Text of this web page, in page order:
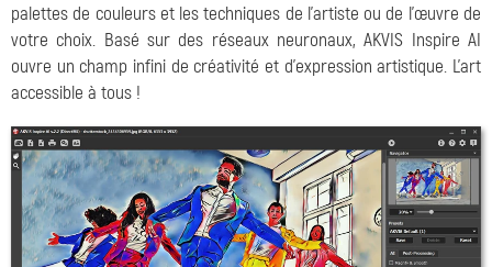
palettes de couleurs et les techniques de l'artiste ou de l'œuvre de
votre choix. Basé sur des réseaux neuronaux, AKVIS Inspire AI
ouvre un champ infini de créativité et d'expression artistique. L'art
accessible à tous !